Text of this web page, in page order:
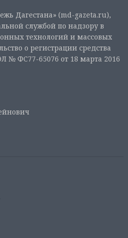
Дагестана» (md-gazeta.ru),
службой по надзору в
технологий и массовых
о регистрации средства
№ ФС77-65076 от 18 марта 2016